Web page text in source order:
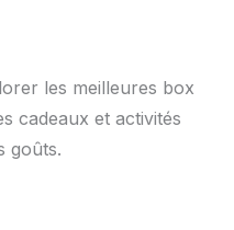
les meilleures box
cadeaux et activités
goûts.